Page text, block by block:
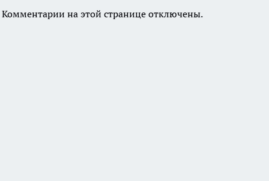
Комментарии на этой странице отключены.